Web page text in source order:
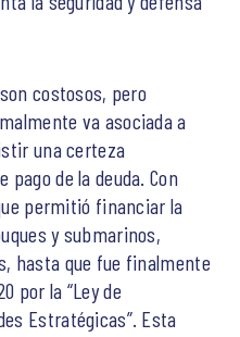
costosos, pero
va asociada a
una certeza
pago de la deuda. Con
permitió financiar la
y submarinos,
hasta que fue finalmente
por la “Ley de
Estratégicas”. Esta